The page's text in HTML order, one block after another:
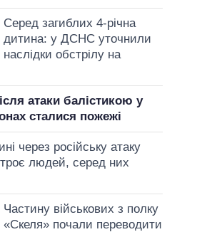
Серед загиблих 4-річна
дитина: у ДСНС уточнили
наслідки обстрілу на
атаки балістикою у
сталися пожежі
через російську атаку
людей, серед них
Частину військових з полку
«Скеля» почали переводити